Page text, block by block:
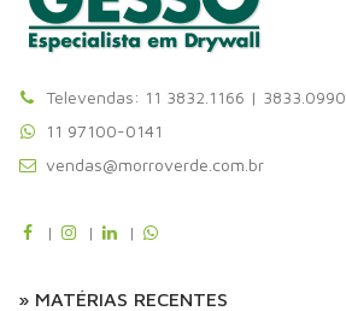
Televendas: 11 3832.1166 | 3833.0990
11 97100-0141
vendas@morroverde.com.br
| | |
» MATÉRIAS RECENTES